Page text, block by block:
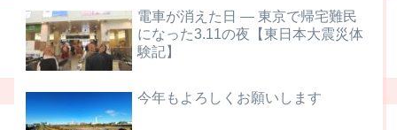
電車が消えた日 ― 東京で帰宅難民
になった3.11の夜【東日本大震災体
験記】
今年もよろしくお願いします